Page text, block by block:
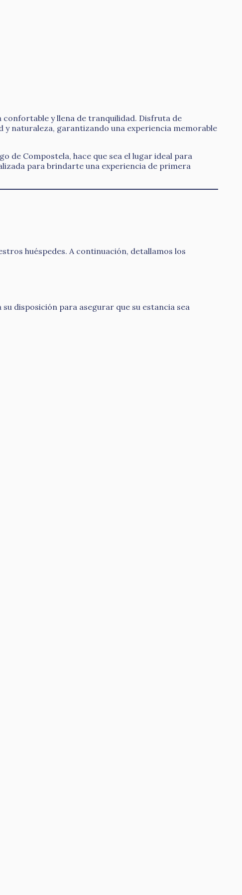
confortable y llena de tranquilidad. Disfruta de
naturaleza, garantizando una experiencia memorable
de Compostela, hace que sea el lugar ideal para
para brindarte una experiencia de primera
huéspedes. A continuación, detallamos los
disposición para asegurar que su estancia sea